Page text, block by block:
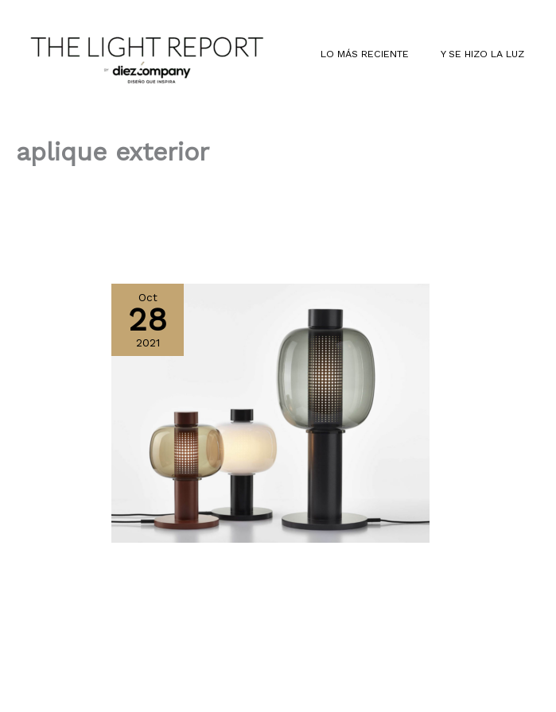
contenido
LO MÁS RECIENTE Y SE HIZO LA LUZ
aplique exterior
Oct
28
2021